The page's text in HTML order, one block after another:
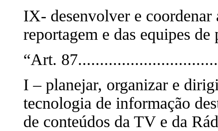
IX- desenvolver e coordenar
reportagem e das equipes
“Art.
I – planejar, organizar e
tecnologia de informação
de conteúdos da TV e da